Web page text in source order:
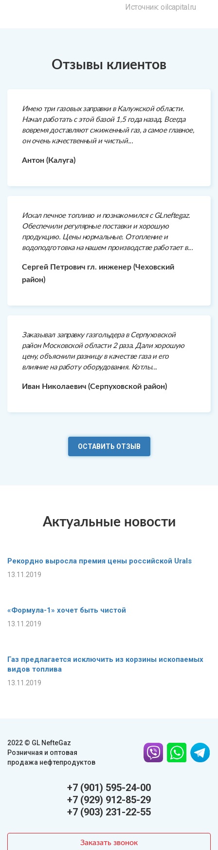
Источник: oilcapital.ru
Отзывы клиентов
Имею три газовых заправки в Калужской области.
Начал работать с этой базой 1,5 года назад. Всегда
вовремя доставляют сжиженный газ, а самое главное,
он очень качественный и чистый...
Антон (Калуга)
Искал печное топливо и познакомился с GLneftegaz.
Обеспечили регулярные поставки и хорошую
продукцию. Цены нормальные. Отопление и
водоподготовка на нашем производстве работает в...
Сергей Петрович гл. инженер (Чеховский
район)
Заказывал заправку газгольдера в Серпуховской
район Московской области 2 раза. Дали хорошую
цену, объяснили разницу в качестве газа и его
влияние на работу оборудования. Котлы...
Иван Николаевич (Серпуховской район)
ОСТАВИТЬ ОТЗЫВ
Актуальные новости
Рекордно выросла премия цены российской Urals
13.11.2019
«Формула-1» хочет быть чистой
13.11.2019
Газ предлагается исключить из корзины ископаемых
видов топлива
13.11.2019
2022 © GL NefteGaz
Розничная и оптовая
продажа нефтепродуктов
+7 (901) 595-24-00
+7 (929) 912-85-29
+7 (903) 231-22-55
Заказать звонок